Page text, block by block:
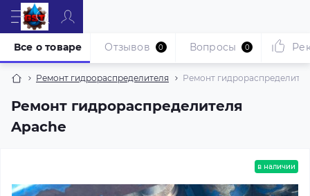
Ремонт гидрораспределителя Ремонт
Ремонт гидрораспределителя
Apache
Все о товаре Отзывов 0 Вопросы 0
в наличии